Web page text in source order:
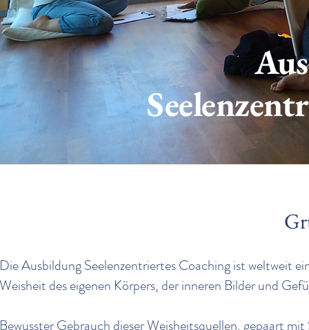
Die Ausbildung Seelenzentriertes Coaching ist weltweit
Weisheit des eigenen Körpers, der inneren Bilder und
Bewusster Gebrauch dieser Weisheitsquellen, gepaart